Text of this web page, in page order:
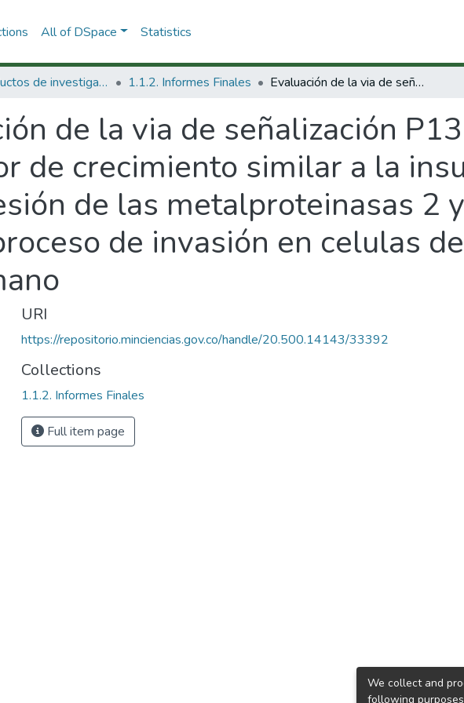
All of DSpace Statistics
1.1 Productos de investigación 1.1.2. Informes Finales Evaluación de la via de señalización P13KAKt activada por el factor de crecimiento similar a la insulina tipo II (IGF-II) en la expresión de las metalproteinasas 2 y 9 involucradas en el proceso de invasión en celulas de coriocarcinoma humano
de la via de señalización
de crecimiento similar a la
de las metalproteinasas 2
de invasión en celulas de
URI
https://repositorio.minciencias.gov.co/handle/20.500.14143/33392
Collections
1.1.2. Informes Finales
Full item page
We collect and
following